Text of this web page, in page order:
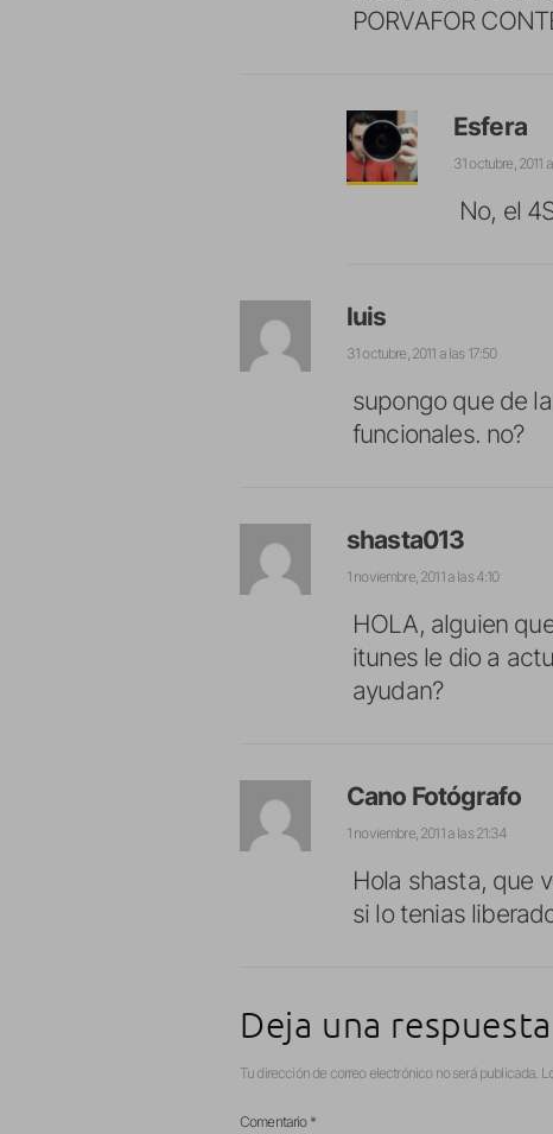
PORVAFOR
Esfera
31 octubre, 2011
No, el
luis
31 octubre, 2011 a las 17:50
supongo que de
funcionales. no?
shasta013
1 noviembre, 2011 a las 4:10
HOLA, alguien
itunes le dio a
ayudan?
Cano Fotógrafo
1 noviembre, 2011 a las 21:34
Hola shasta, que
si lo tenias
Deja una respuesta
Tu dirección de correo electrónico no será publicada.
Comentario *